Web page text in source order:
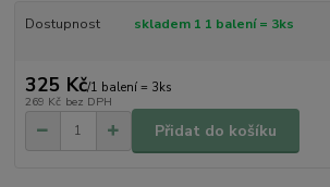
Dostupnost skladem 1 1 balení = 3ks
325 Kč/1 balení = 3ks
269 Kč bez DPH
Přidat do košíku